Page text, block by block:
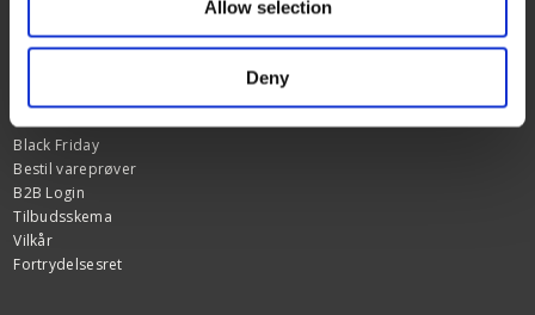
Allow selection
Deny
Over 100.000 glade kunder
Om os
Black Friday
Bestil vareprøver
B2B Login
Tilbudsskema
Vilkår
Fortrydelsesret